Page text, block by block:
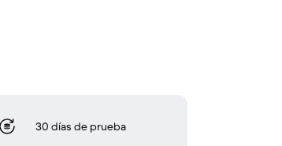
30 días de prueba